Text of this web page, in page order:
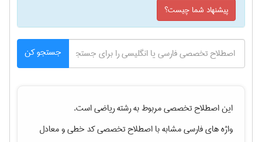
پیشنهاد شما چیست؟
جستجو کن
این اصطلاح تخصصی مربوط به رشتهرياضیاست.
واژه های فارسی مشابه با اصطلاح تخصصیکد خطیو معادل